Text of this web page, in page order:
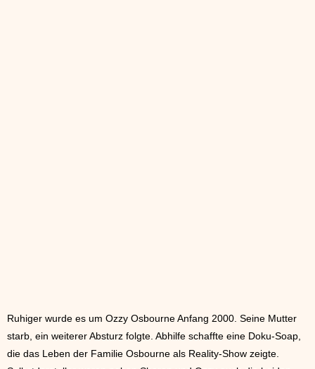
Ruhiger wurde es um Ozzy Osbourne Anfang 2000. Seine Mutter
starb, ein weiterer Absturz folgte. Abhilfe schaffte eine Doku-Soap,
die das Leben der Familie Osbourne als Reality-Show zeigte.